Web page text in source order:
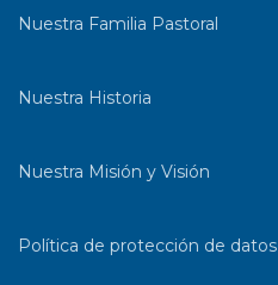
Nuestra Familia Pastoral
Nuestra Historia
Nuestra Misión y Visión
Política de protección de datos